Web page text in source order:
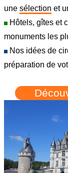
une sélection et
Hôtels, gîtes et
monuments les
Nos idées de
préparation de